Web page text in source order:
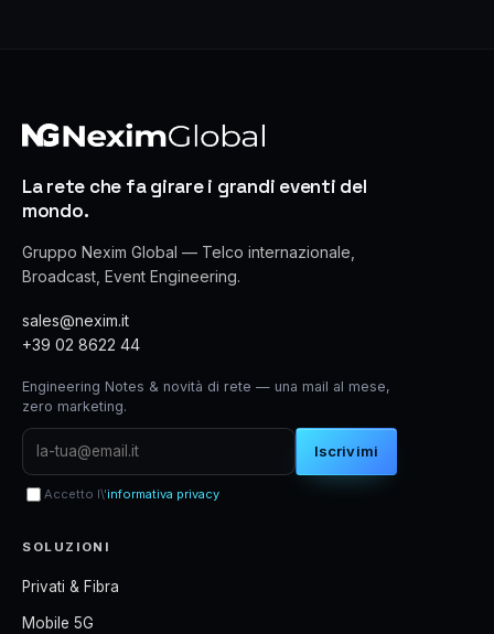
La rete che fa girare i grandi eventi del
mondo.
Gruppo Nexim Global — Telco internazionale,
Broadcast, Event Engineering.
sales@nexim.it
+39 02 8622 44
Engineering Notes & novità di rete — una mail al mese,
zero marketing.
Iscrivimi
Accetto l\'informativa privacy
SOLUZIONI
Privati & Fibra
Mobile 5G